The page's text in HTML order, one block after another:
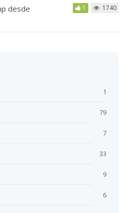
desde
1 1740
1
79
7
33
9
6